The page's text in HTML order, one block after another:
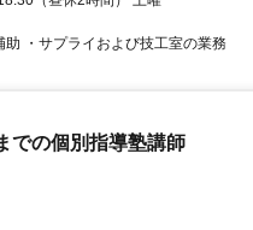
・サプライおよび技工室の業務
での個別指導塾講師